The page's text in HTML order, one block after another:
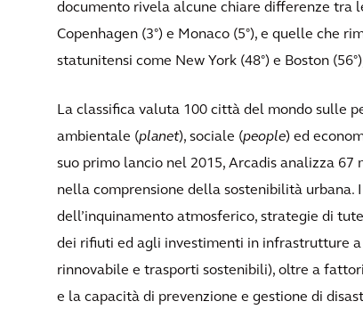
documento rivela alcune chiare differenze tra
Copenhagen (3°) e Monaco (5°), e quelle che
statunitensi come New York (48°) e Boston
La classifica valuta 100 città del mondo sulle
ambientale (planet), sociale (people) ed
suo primo lancio nel 2015, Arcadis analizza
nella comprensione della sostenibilità urbana.
dell’inquinamento atmosferico, strategie di
dei rifiuti ed agli investimenti in infrastrutture
rinnovabile e trasporti sostenibili), oltre a
e la capacità di prevenzione e gestione di